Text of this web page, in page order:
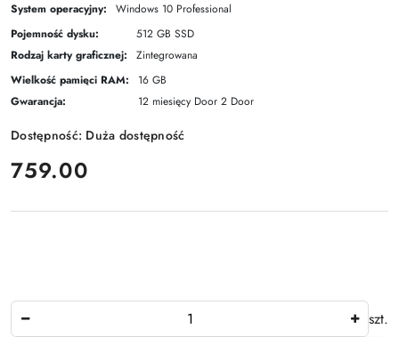
System operacyjny:
Windows 10 Professional
Pojemność dysku:
512 GB SSD
Rodzaj karty graficznej:
Zintegrowana
Wielkość pamięci RAM:
16 GB
Gwarancja:
12 miesięcy Door 2 Door
Dostępność: Duża dostępność
cena:
759.00
szt.